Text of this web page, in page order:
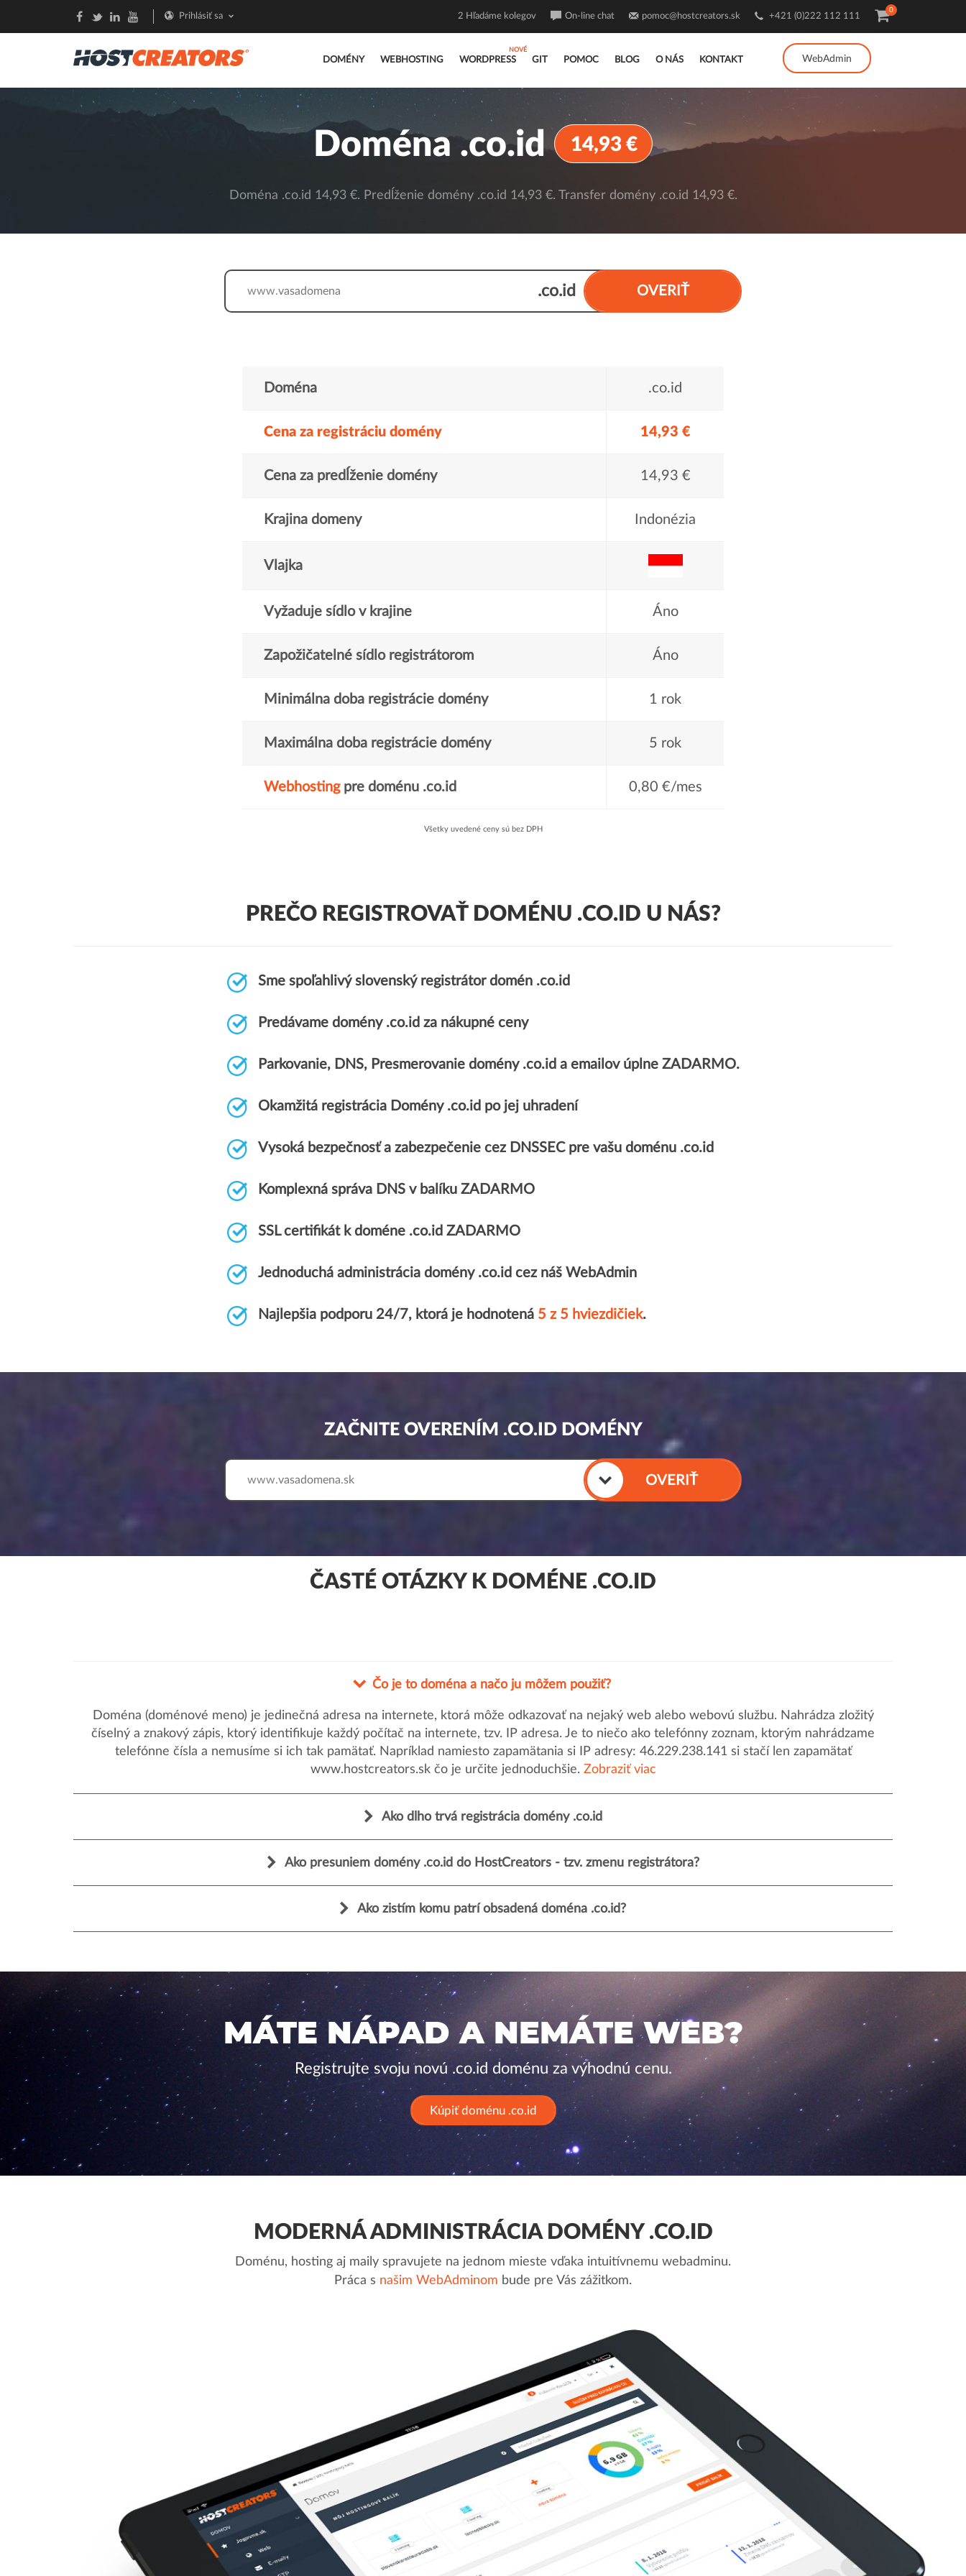
DOMÉNY WEBHOSTING WORDPRESS GIT POMOC BLOG O NÁS KONTAKT WebAdmin
Prihlásiť sa 2 Hľadáme kolegov On-line chat pomoc@hostcreators.sk +421 (0)222 112 111
0
Doména .co.id 14,93 €
Doména .co.id 14,93 €. Predĺženie domény .co.id 14,93 €. Transfer domény .co.id 14,93 €.
OVERIŤ
.co.id
www.
Doména .co.id
Cena za registráciu domény 14,93 €
Cena za predĺženie domény 14,93 €
Krajina domeny Indonézia
Vlajka
Vyžaduje sídlo v krajine Áno
Zapožičatelné sídlo registrátorom Áno
Minimálna doba registrácie domény 1 rok
Maximálna doba registrácie domény 5 rok
Webhostingpre doménu .co.id 0,80 €/mes
Všetky uvedené ceny sú bez DPH
PREČO REGISTROVAŤ DOMÉNU .CO.ID U NÁS?
Sme spoľahlivý slovenský registrátor domén .co.id
Predávame domény .co.id za nákupné ceny
Parkovanie, DNS, Presmerovanie domény .co.id a emailov úplne ZADARMO.
Okamžitá registrácia Domény .co.id po jej uhradení
Vysoká bezpečnosť a zabezpečenie cez DNSSEC pre vašu doménu .co.id
Komplexná správa DNS v balíku ZADARMO
SSL certifikát k doméne .co.id ZADARMO
Jednoduchá administrácia domény .co.id cez náš WebAdmin
Najlepšia podporu 24/7, ktorá je hodnotená 5 z 5 hviezdičiek.
ZAČNITE OVERENÍM .CO.ID DOMÉNY
OVERIŤ
www.
ČASTÉ OTÁZKY K DOMÉNE .CO.ID
Čo je to doména a načo ju môžem použiť?
Doména (doménové meno) je jedinečná adresa na internete, ktorá môže odkazovať na nejaký web alebo webovú službu. Nahrádza zložitý
číselný a znakový zápis, ktorý identifikuje každý počítač na internete, tzv. IP adresa. Je to niečo ako telefónny zoznam, ktorým nahrádzame
telefónne čísla a nemusíme si ich tak pamätať. Napríklad namiesto zapamätania si IP adresy: 46.229.238.141 si stačí len zapamätať
www.hostcreators.sk čo je určite jednoduchšie. Zobraziť viac
Ako dlho trvá registrácia domény .co.id
Ako presuniem domény .co.id do HostCreators - tzv. zmenu registrátora?
Ako zistím komu patrí obsadená doména .co.id?
MÁTE NÁPAD A NEMÁTE WEB?
Registrujte svoju novú .co.id doménu za výhodnú cenu.
Kúpiť doménu .co.id
MODERNÁ ADMINISTRÁCIA DOMÉNY .CO.ID
Doménu, hosting aj maily spravujete na jednom mieste vďaka intuitívnemu webadminu.
Práca s našim WebAdminom bude pre Vás zážitkom.